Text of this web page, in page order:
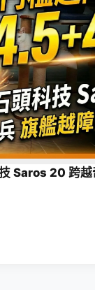
Saros 20 跨越